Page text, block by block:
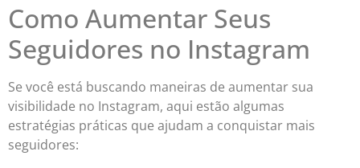
Como Aumentar Seus
Seguidores no Instagram
Se você está buscando maneiras de aumentar sua
visibilidade no Instagram, aqui estão algumas
estratégias práticas que ajudam a conquistar mais
seguidores: